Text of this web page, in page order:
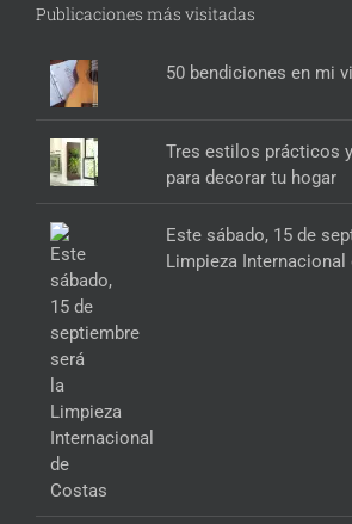
Publicaciones más visitadas
50 bendiciones en mi
Tres estilos prácticos
para decorar tu hogar
Este sábado, 15 de
Limpieza Internacional